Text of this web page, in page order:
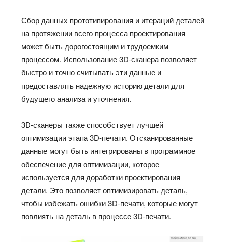
Сбор данных прототипирования и итераций деталей
на протяжении всего процесса проектирования
может быть дорогостоящим и трудоемким
процессом. Использование 3D-сканера позволяет
быстро и точно считывать эти данные и
предоставлять надежную историю детали для
будущего анализа и уточнения.
3D-сканеры также способствует лучшей
оптимизации этапа 3D-печати. Отсканированные
данные могут быть интегрированы в программное
обеспечение для оптимизации, которое
используется для доработки проектирования
детали. Это позволяет оптимизировать деталь,
чтобы избежать ошибки 3D-печати, которые могут
повлиять на деталь в процессе 3D-печати.